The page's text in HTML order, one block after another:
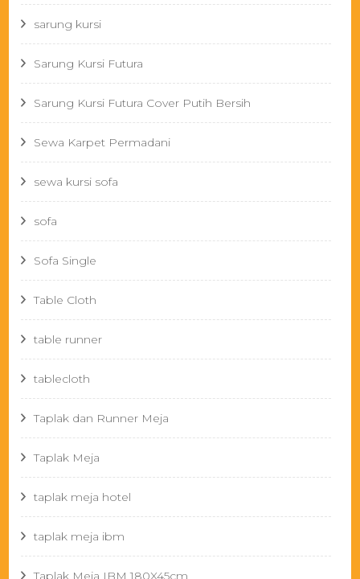
sarung kursi
Sarung Kursi Futura
Sarung Kursi Futura Cover Putih Bersih
Sewa Karpet Permadani
sewa kursi sofa
sofa
Sofa Single
Table Cloth
table runner
tablecloth
Taplak dan Runner Meja
Taplak Meja
taplak meja hotel
taplak meja ibm
Taplak Meja IBM 180X45cm